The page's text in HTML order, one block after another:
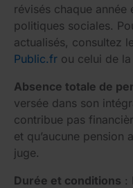
révisés chaque année
politiques sociales.
actualisés, consultez
Public.fr ou celui de la
Absence totale de
versée dans son
contribue pas
et qu’aucune pension
juge.
Durée et conditions :